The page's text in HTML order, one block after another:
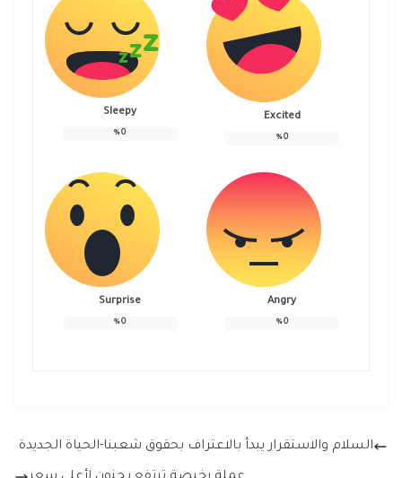
Excited
0
%
Sleepy
0
%
Angry
0
%
Surprise
0
%
السلام والاستقرار يبدأ بالاعتراف بحقوق شعبنا-الحياة الجديدة